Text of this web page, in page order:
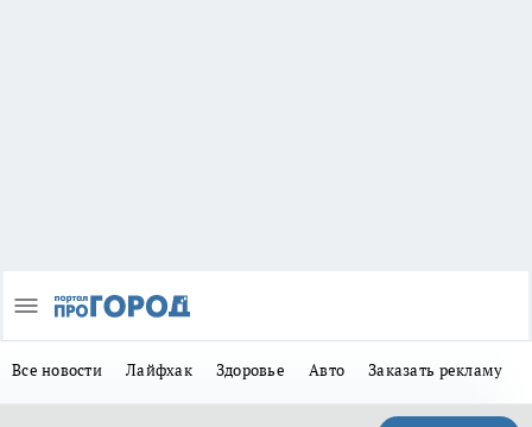
Все новости Лайфхак Здоровье Авто Заказать рекламу